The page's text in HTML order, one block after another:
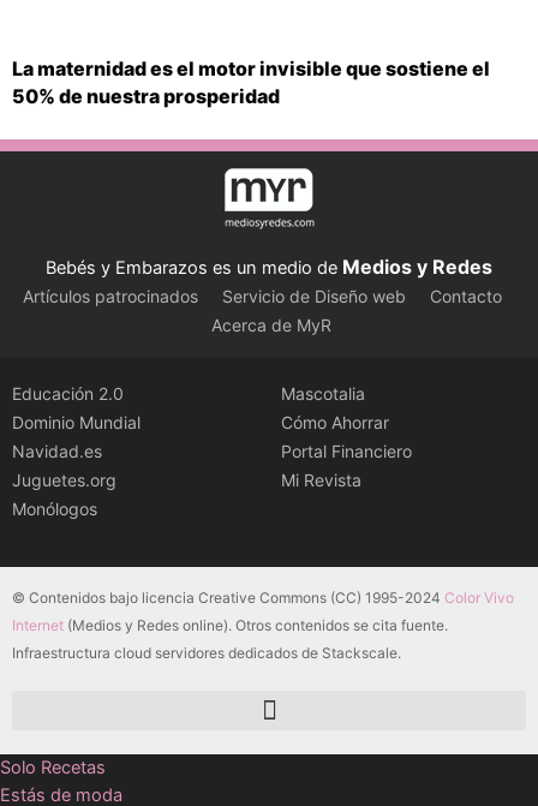
La maternidad es el motor invisible que sostiene el
50% de nuestra prosperidad
Bebés y Embarazos es un medio de Medios y Redes
Artículos patrocinados Servicio de Diseño web
Contacto
Acerca de MyR
Educación 2.0
Dominio Mundial
Navidad.es
Juguetes.org
Monólogos
Mascotalia
Cómo Ahorrar
Portal Financiero
Mi Revista
© Contenidos bajo licencia Creative Commons (CC) 1995-2024 Color Vivo
Internet (Medios y Redes online). Otros contenidos se cita fuente.
Infraestructura cloud servidores dedicados de Stackscale.
Solo Recetas
Estás de moda